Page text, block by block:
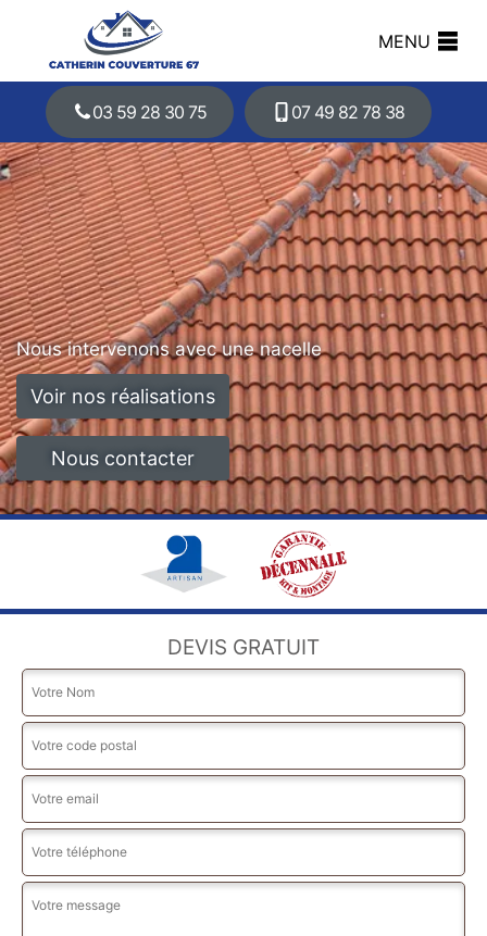
MENU
03 59 28 30 75 07 49 82 78 38
Nous intervenons avec une nacelle
Voir nos réalisations
Nous contacter
DEVIS GRATUIT